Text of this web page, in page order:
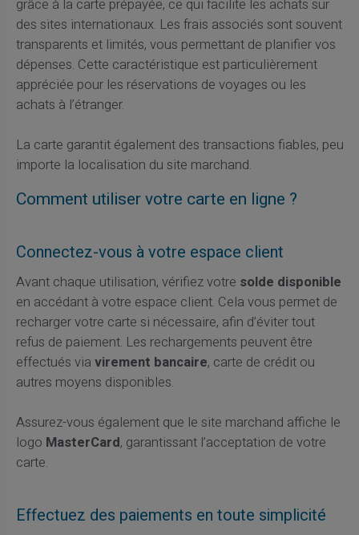
grâce à la carte prépayée, ce qui facilite les achats sur
des sites internationaux. Les frais associés sont souvent
transparents et limités, vous permettant de planifier vos
dépenses. Cette caractéristique est particulièrement
appréciée pour les réservations de voyages ou les
achats à l’étranger.
La carte garantit également des transactions fiables, peu
importe la localisation du site marchand.
Comment utiliser votre carte en ligne ?
Connectez-vous à votre espace client
Avant chaque utilisation, vérifiez votre solde disponible
en accédant à votre espace client. Cela vous permet de
recharger votre carte si nécessaire, afin d’éviter tout
refus de paiement. Les rechargements peuvent être
effectués via virement bancaire, carte de crédit ou
autres moyens disponibles.
Assurez-vous également que le site marchand affiche le
logo MasterCard, garantissant l’acceptation de votre
carte.
Effectuez des paiements en toute simplicité